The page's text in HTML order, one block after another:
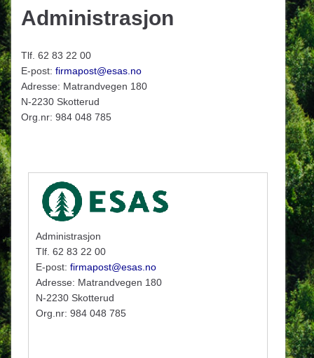
Administrasjon
Tlf. 62 83 22 00
E-post:firmapost@esas.no
Adresse: Matrandvegen 180
N-2230 Skotterud
Org.nr: 984 048 785
Administrasjon
Tlf. 62 83 22 00
E-post:firmapost@esas.no
Adresse: Matrandvegen 180
N-2230 Skotterud
Org.nr: 984 048 785